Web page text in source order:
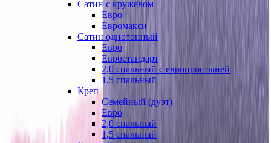
Сатин с кружевом
Евро
Евромакси
Сатин однотонный
Евро
Евростандарт
2,0 спальный с европростыней
1,5 спальный
Креп
Семейный (дуэт)
Евро
2,0 спальный
1,5 спальный